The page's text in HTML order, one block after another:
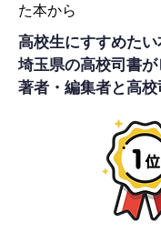
た本から
高校生にすすめたい
埼玉県の高校司書が
著者・編集者と高